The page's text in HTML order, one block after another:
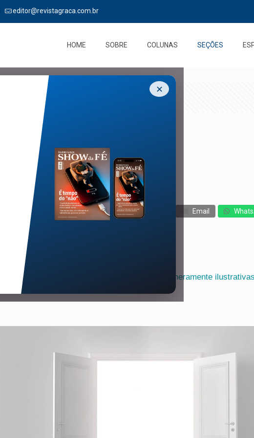
editor@revistagraca.com.br
HOME SOBRE COLUNAS SEÇÕES
✕
Facebook Twitter Messenger Email
As fotos publicadas nesta seção são meramente